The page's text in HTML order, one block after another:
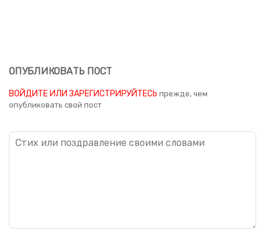
ОПУБЛИКОВАТЬ ПОСТ
ВОЙДИТЕ ИЛИ ЗАРЕГИСТРИРУЙТЕСЬ прежде, чем
опубликовать свой пост